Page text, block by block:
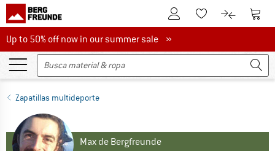
A la cuenta de cliente
A la lista de
A la A la
Up to 50% off now in our summer sale
Up to 50% off now in our summer sale »
Zapatillas multideporte
Max de Bergfreunde